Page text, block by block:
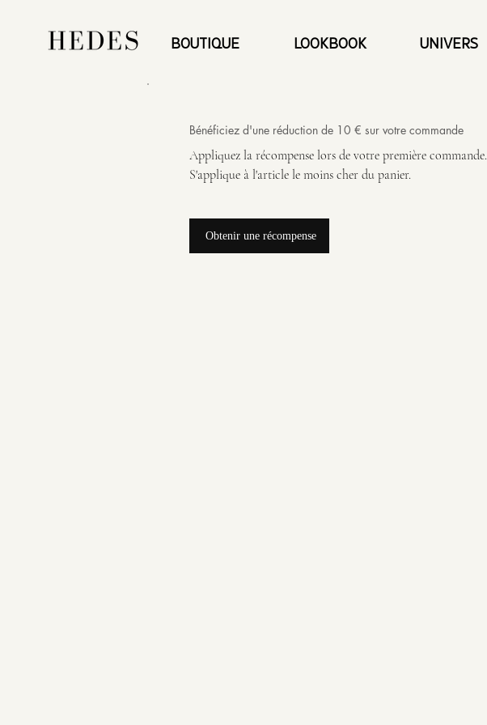
BOUTIQUE LOOKBOOK UNIVERS
Bénéficiez d'une réduction de 10 € sur votre commande
Appliquez la récompense lors de votre première commande.
Obtenir une récompense
S'applique à l'article le moins cher du panier.